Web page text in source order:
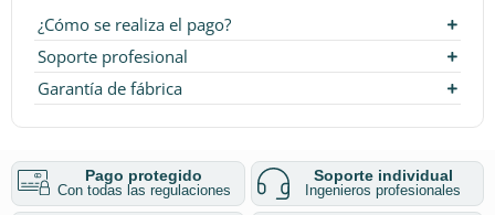
¿Cómo se realiza el pago?
Soporte profesional
Garantía de fábrica
Pago protegido
Con todas las regulaciones
Soporte individual
Ingenieros profesionales